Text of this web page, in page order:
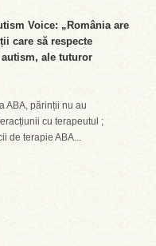
Voice: „România are
care să respecte
ale tuturor
ABA, părinții nu au
cu terapeutul ;
de terapie ABA...